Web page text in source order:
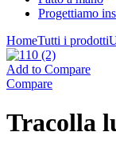
Progettiamo
HomeTutti i prodotti
Add to Compare
Compare
Tracolla